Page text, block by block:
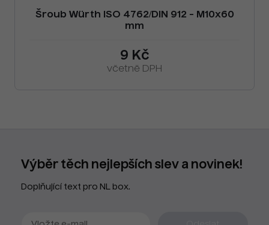
Šroub Würth ISO 4762/DIN 912 - M10x60
mm
9 Kč
včetně DPH
Výběr těch nejlepších slev a novinek!
Doplňující text pro NL box.